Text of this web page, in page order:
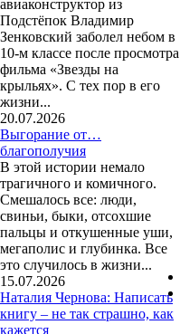
авиаконструктор из
Подстёпок Владимир
Зенковский заболел небом в
10-м классе после просмотра
фильма «Звезды на
крыльях». С тех пор в его
жизни...
20.07.2026
Выгорание от…
благополучия
В этой истории немало
трагичного и комичного.
Смешалось все: люди,
свиньи, быки, отсохшие
пальцы и откушенные уши,
мегаполис и глубинка. Все
это случилось в жизни...
15.07.2026
Наталия Чернова: Написать
книгу – не так страшно, как
кажется